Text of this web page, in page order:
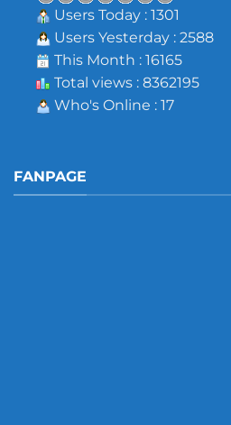
Users Today : 1301
Users Yesterday : 2588
This Month : 16165
Total views : 8362195
Who's Online : 17
FANPAGE